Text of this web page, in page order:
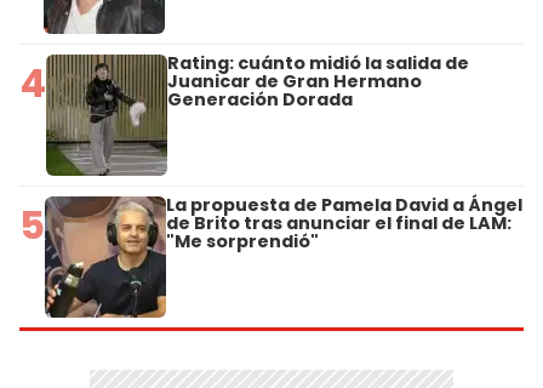
4 Rating: cuánto midió la salida de
Juanicar de Gran Hermano
Generación Dorada
5 La propuesta de Pamela David a Ángel
de Brito tras anunciar el final de LAM:
"Me sorprendió"